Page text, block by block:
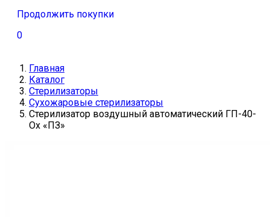
Продолжить покупки
0
Главная
Каталог
Стерилизаторы
Сухожаровые стерилизаторы
Стерилизатор воздушный автоматический ГП-40-
Ох «ПЗ»